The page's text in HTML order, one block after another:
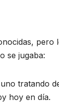
pero
se jugaba:
tratando
hoy en día.